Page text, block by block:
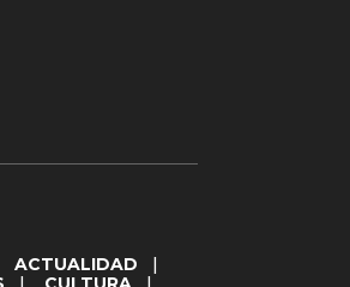
ACTUALIDAD |